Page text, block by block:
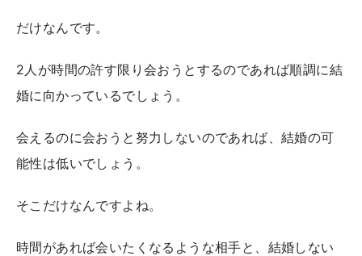
だけなんです。
2人が時間の許す限り会おうとするのであれば順調に結
婚に向かっているでしょう。
会えるのに会おうと努力しないのであれば、結婚の可
能性は低いでしょう。
そこだけなんですよね。
時間があれば会いたくなるような相手と、結婚しない